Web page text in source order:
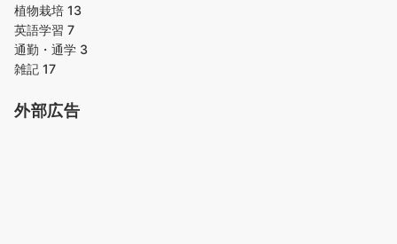
植物栽培 13
英語学習 7
通勤・通学 3
雑記 17
外部広告